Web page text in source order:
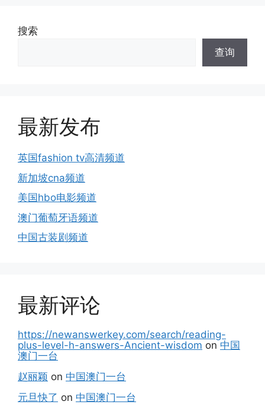
搜索
查询
最新发布
英国fashion tv高清频道
新加坡cna频道
美国hbo电影频道
澳门葡萄牙语频道
中国古装剧频道
最新评论
https://newanswerkey.com/search/reading-
plus-level-h-answers-Ancient-wisdom on 中国
澳门一台
赵丽颖 on 中国澳门一台
元旦快了 on 中国澳门一台